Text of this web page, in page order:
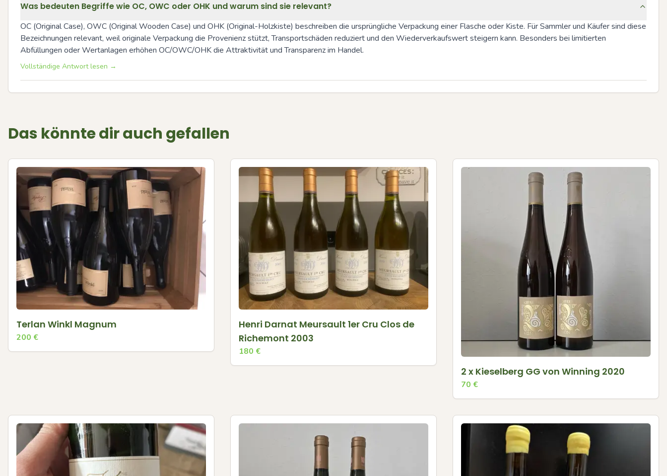
Was bedeuten Begriffe wie OC, OWC oder OHK und warum sind sie relevant?
OC (Original Case), OWC (Original Wooden Case) und OHK (Original-Holzkiste) beschreiben die ursprüngliche Verpackung einer Flasche oder Kiste. Für Sammler und Käufer sind diese
Bezeichnungen relevant, weil originale Verpackung die Provenienz stützt, Transportschäden reduziert und den Wiederverkaufswert steigern kann. Besonders bei limitierten
Abfüllungen oder Wertanlagen erhöhen OC/OWC/OHK die Attraktivität und Transparenz im Handel.
Vollständige Antwort lesen →
Das könnte dir auch gefallen
Terlan Winkl Magnum
200 €
Henri Darnat Meursault 1er Cru Clos de
Richemont 2003
180 €
2 x Kieselberg GG von Winning 2020
70 €